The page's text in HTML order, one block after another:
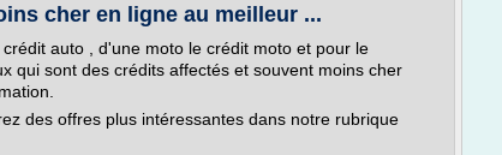
cher en ligne au meilleur ...
auto , d'une moto le crédit moto et pour le
qui sont des crédits affectés et souvent moins cher
des offres plus intéressantes dans notre rubrique